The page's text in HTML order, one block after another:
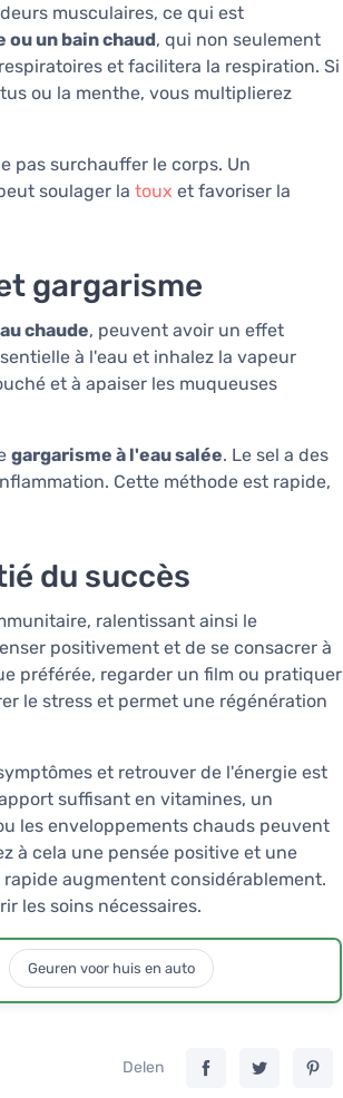
musculaires, ce qui est
ou un bain chaud, qui non seulement
et facilitera la respiration. Si
ou la menthe, vous multiplierez
pas surchauffer le corps. Un
soulager la toux et favoriser la
gargarisme
chaude, peuvent avoir un effet
à l'eau et inhalez la vapeur
et à apaiser les muqueuses
gargarisme à l'eau salée. Le sel a des
Cette méthode est rapide,
du succès
ralentissant ainsi le
positivement et de se consacrer à
préférée, regarder un film ou pratiquer
le stress et permet une régénération
et retrouver de l'énergie est
suffisant en vitamines, un
les enveloppements chauds peuvent
à cela une pensée positive et une
augmentent considérablement.
les soins nécessaires.
Geuren voor huis en auto
Delen